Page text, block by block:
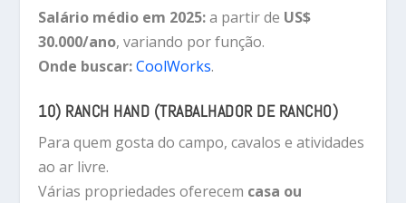
Salário médio em 2025:a partir de US$
30.000/ano, variando por função.
Onde buscar: CoolWorks.
10) RANCH HAND (TRABALHADOR DE RANCHO)
Para quem gosta do campo, cavalos e atividades
ao ar livre.
Várias propriedades oferecem casa ou